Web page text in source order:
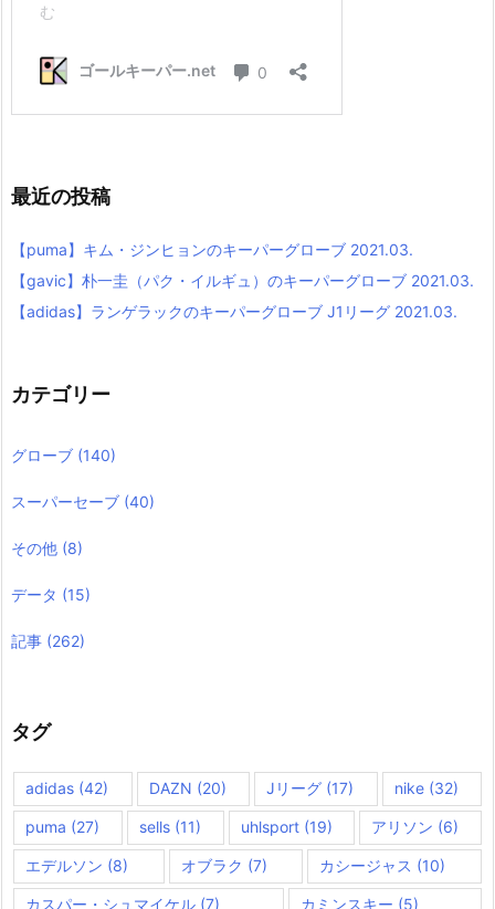
最近の投稿
【puma】キム・ジンヒョンのキーパーグローブ 2021.03.
【gavic】朴一圭（パク・イルギュ）のキーパーグローブ 2021.03.
【adidas】ランゲラックのキーパーグローブ J1リーグ 2021.03.
カテゴリー
グローブ (140)
スーパーセーブ (40)
その他 (8)
データ (15)
記事 (262)
タグ
adidas (42) DAZN (20) Jリーグ (17) nike(32)
puma (27) sells(11) uhlsport(19) アリソン (6)
エデルソン (8) オブラク (7) カシージャス (10)
カスパー・シュマイケル (7) カミンスキー (5)